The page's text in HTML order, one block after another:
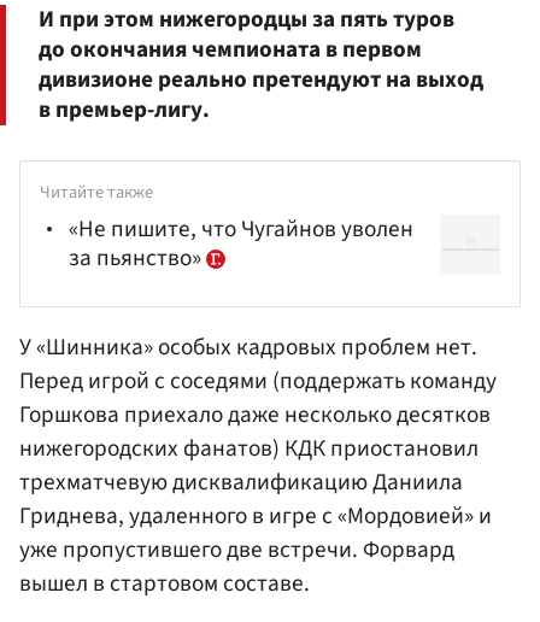
И при этом нижегородцы за пять туров
до окончания чемпионата в первом
дивизионе реально претендуют на выход
в премьер-лигу.
Читайте также
«Не пишите, что Чугайнов уволен
за пьянство»
У «Шинника» особых кадровых проблем нет.
Перед игрой с соседями (поддержать команду
Горшкова приехало даже несколько десятков
нижегородских фанатов) КДК приостановил
трехматчевую дисквалификациюДаниила
Гриднева, удаленного в игре с «Мордовией» и
уже пропустившего две встречи. Форвард
вышел в стартовом составе.